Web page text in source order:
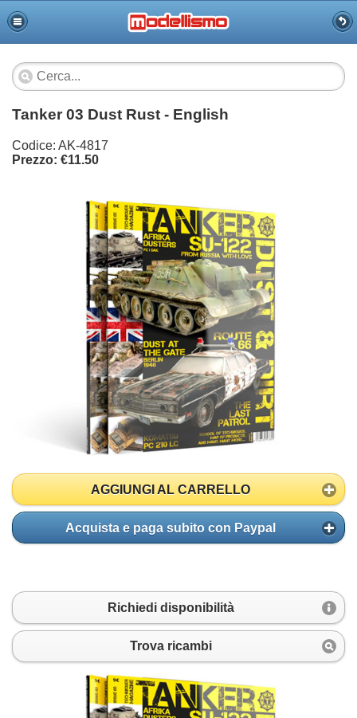
Tanker 03 Dust Rust - English
Codice: AK-4817
Prezzo: €11.50
AGGIUNGI AL CARRELLO
Acquista e paga subito con Paypal
Richiedi disponibilità
Trova ricambi